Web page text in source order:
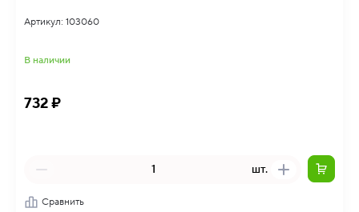
Артикул: 103060
В наличии
732 ₽
шт.
Сравнить